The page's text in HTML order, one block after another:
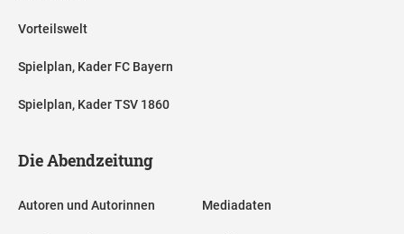
Vorteilswelt
Spielplan, Kader FC Bayern
Spielplan, Kader TSV 1860
Die Abendzeitung
Autoren und Autorinnen Mediadaten